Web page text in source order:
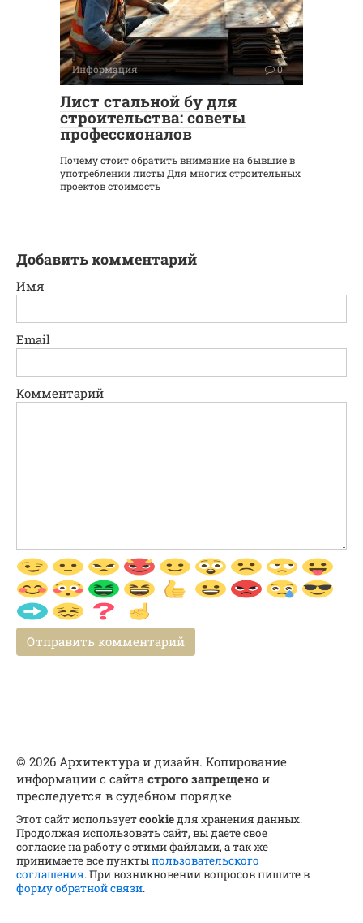
Информация 0
Лист стальной бу для
строительства: советы
профессионалов
Почему стоит обратить внимание на бывшие в
употреблении листы Для многих строительных
проектов стоимость
Добавить комментарий
Имя
Email
Комментарий
© 2026 Архитектура и дизайн. Копирование
информации с сайта строго запрещено и
преследуется в судебном порядке
Этот сайт используетcookieдля хранения данных.
Продолжая использовать сайт, вы даете свое
согласие на работу с этими файлами, а так же
принимаете все пунктыпользовательского
соглашения. При возникновении вопросов пишите в
форму обратной связи.